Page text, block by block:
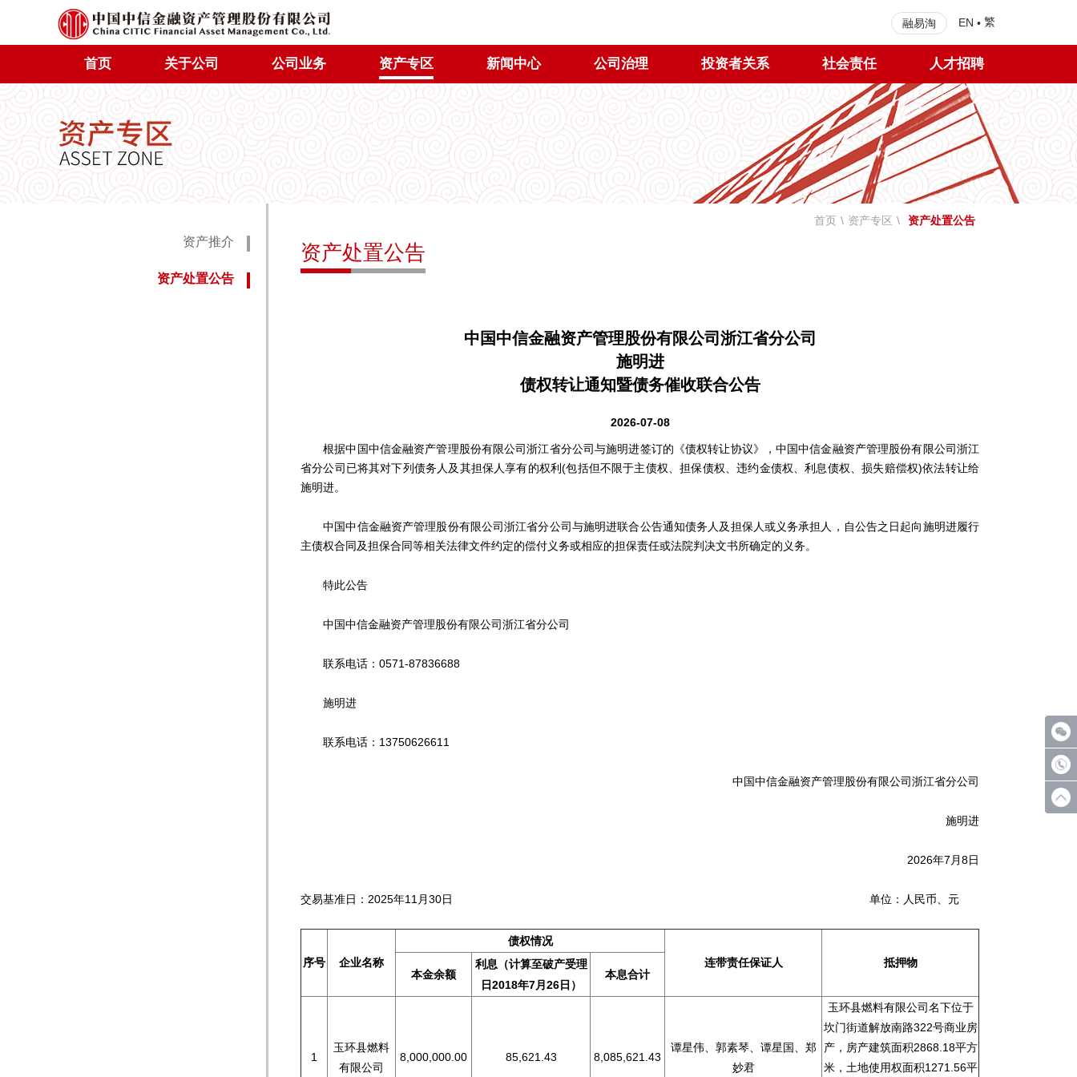
融易淘 EN • 繁
首页 关于公司 公司业务 资产专区 新闻中心 公司治理 投资者关系 社会责任 人才招聘
资产推介
资产处置公告
首页 \ 资产专区 \ 资产处置公告
资产处置公告
中国中信金融资产管理股份有限公司浙江省分公司
施明进
债权转让通知暨债务催收联合公告
2026-07-08
根据中国中信金融资产管理股份有限公司浙江省分公司与施明进签订的《债权转让协议》，中国中信金融资产管理股份有限公司浙江
省分公司已将其对下列债务人及其担保人享有的权利(包括但不限于主债权、担保债权、违约金债权、利息债权、损失赔偿权)依法转让给
施明进。
中国中信金融资产管理股份有限公司浙江省分公司与施明进联合公告通知债务人及担保人或义务承担人，自公告之日起向施明进履行
主债权合同及担保合同等相关法律文件约定的偿付义务或相应的担保责任或法院判决文书所确定的义务。
特此公告
中国中信金融资产管理股份有限公司浙江省分公司
联系电话：0571-87836688
施明进
联系电话：13750626611
中国中信金融资产管理股份有限公司浙江省分公司
施明进
2026年7月8日
交易基准日：2025年11月30日 单位：人民币、元
序号 企业名称
债权情况
连带责任保证人
抵押物
本金余额
利息 （计算至破产受理
日2018年7月26日）
本息合计
1
玉环县燃料
有限公司
8,000,000.00 85,621.43 8,085,621.43
谭星伟、郭素琴、谭星国、郑
妙君
玉环县燃料有限公司名下位于
坎门街道解放南路322号商业房
产，房产建筑面积2868.18平方
米，土地使用权面积1271.56平